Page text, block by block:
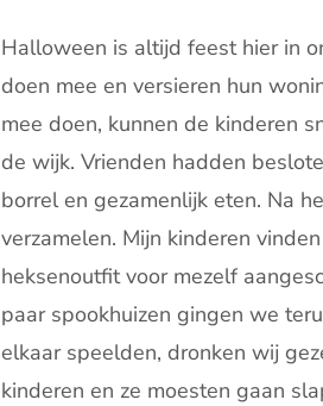
Halloween is altijd feest hier in
doen mee en versieren hun
mee doen, kunnen de kinderen
de wijk. Vrienden hadden
borrel en gezamenlijk eten. Na
verzamelen. Mijn kinderen
heksenoutfit voor mezelf
paar spookhuizen gingen we
elkaar speelden, dronken wij
kinderen en ze moesten gaan